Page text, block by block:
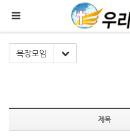
목장모임 Toggle Dropdown
제목